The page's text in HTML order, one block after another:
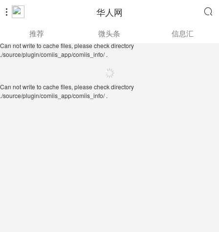
 华人网 
./source/plugin/comiis_app/comiis_info/ .
推荐 微头条 信息汇
Can not write to cache files, please check directory
./source/plugin/comiis_app/comiis_info/ .
Can not write to cache files, please check directory
./source/plugin/comiis_app/comiis_info/ .